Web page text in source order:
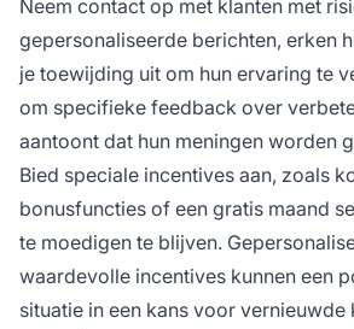
Neem contact op met klanten met
gepersonaliseerde berichten, erken
je toewijding uit om hun ervaring te
om specifieke feedback over
aantoont dat hun meningen worden
Bied speciale incentives aan, zoals
bonusfuncties of een gratis maand
te moedigen te blijven.
waardevolle incentives kunnen een
situatie in een kans voor